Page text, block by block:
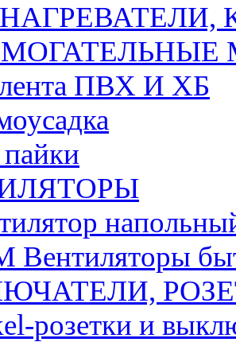
ПВХ И ХБ
Вентиляторы
розетки и